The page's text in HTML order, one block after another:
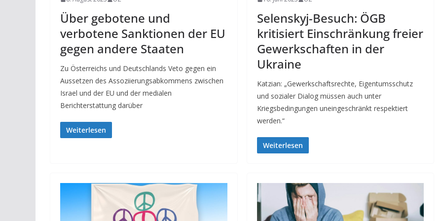
Über gebotene und
verbotene Sanktionen der EU
gegen andere Staaten
Zu Österreichs und Deutschlands Veto gegen ein
Aussetzen des Assoziierungsabkommens zwischen
Israel und der EU und der medialen
Berichterstattung darüber
Weiterlesen
Selenskyj-Besuch: ÖGB
kritisiert Einschränkung freier
Gewerkschaften in der
Ukraine
Katzian: „Gewerkschaftsrechte, Eigentumsschutz
und sozialer Dialog müssen auch unter
Kriegsbedingungen uneingeschränkt respektiert
werden.“
Weiterlesen